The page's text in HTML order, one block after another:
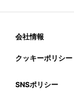
会社情報
クッキーポリシー
SNSポリシー